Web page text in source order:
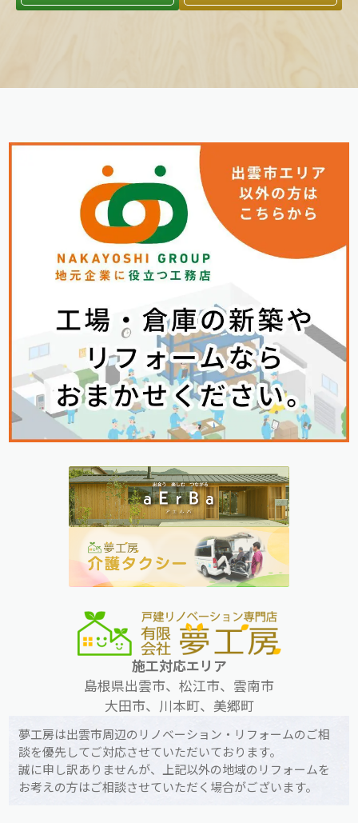
施工対応エリア
島根県出雲市、松江市、雲南市
大田市、川本町、美郷町
夢工房は出雲市周辺のリノベーション・リフォームのご相
談を優先してご対応させていただいております。
誠に申し訳ありませんが、上記以外の地域のリフォームを
お考えの方はご相談させていただく場合がございます。